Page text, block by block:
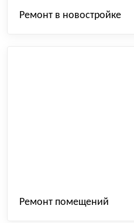
Ремонт в новостройке
Ремонт помещений